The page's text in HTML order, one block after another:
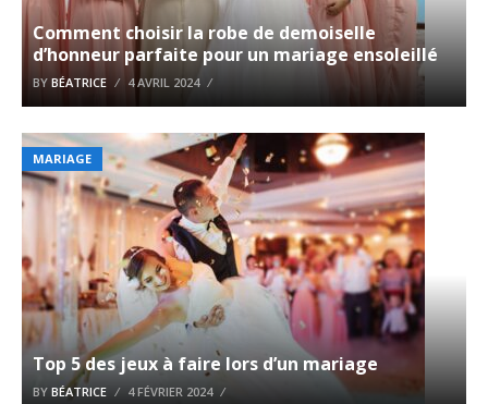
Comment choisir la robe de demoiselle
d’honneur parfaite pour un mariage ensoleillé
BY BÉATRICE 4 AVRIL 2024
MARIAGE
Top 5 des jeux à faire lors d’un mariage
BY BÉATRICE 4 FÉVRIER 2024